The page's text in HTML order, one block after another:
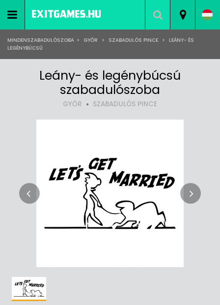
MINDENSZABADULÓSZOBA > GYŐR > SZABADULÓS PINCE >
LEÁNY- ÉS
LEGÉNYBÚCSÚ
Leány- és legénybúcsú
szabadulószoba
GYŐR SZABADULÓS PINCE